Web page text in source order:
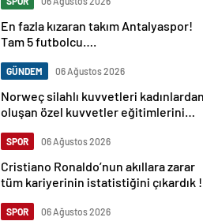
En fazla kızaran takım Antalyaspor!
Tam 5 futbolcu….
GÜNDEM 06 Ağustos 2026
Norweç silahlı kuvvetleri kadınlardan
oluşan özel kuvvetler eğitimlerini
SPOR 06 Ağustos 2026
Cristiano Ronaldo’nun akıllara zarar
tüm kariyerinin istatistiğini çıkardık !
SPOR 06 Ağustos 2026